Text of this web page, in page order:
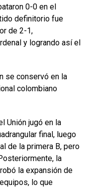
0-0 en el
definitorio fue
de 2-1,
y logrando así el
se conservó en la
colombiano
Unión jugó en la
final, luego
de la primera B, pero
la
la expansión de
lo que